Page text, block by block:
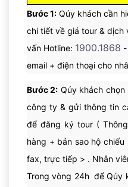
Bước 1: Qúy khách cần
chi tiết về giá tour & dịch
vấn Hotline: 1900.1868 -
email + điện thoại cho
Bước 2: Qúy khách chọn
công ty & gửi thông tin
để đăng ký tour (
hàng + bản sao hộ
fax, trực tiếp > . Nhân
Trong vòng 24h để Qúy